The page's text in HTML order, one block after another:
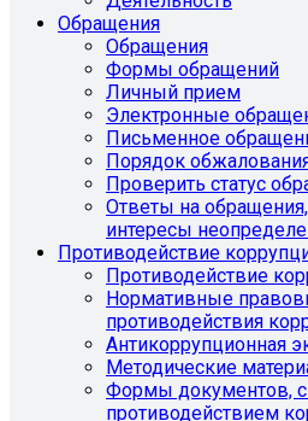
Обращения
Обращения
Формы обращений
Личный прием
Электронные
Письменное
Порядок
Проверить статус
Ответы на
интересы
Противодействие
Противодействие
Нормативные
противодействия
Антикоррупционная
Методические
Формы документов,
противодействием